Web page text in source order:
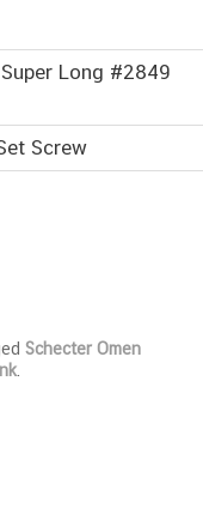
Long #2849
Screw
Schecter Omen
.